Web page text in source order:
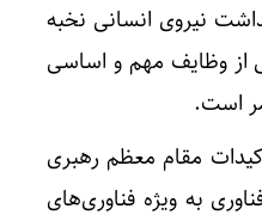
نیروی انسانی نخبه
از وظایف مهم و اساسی
است.
مقام معظم رهبری
به ویژه فناوری‌های